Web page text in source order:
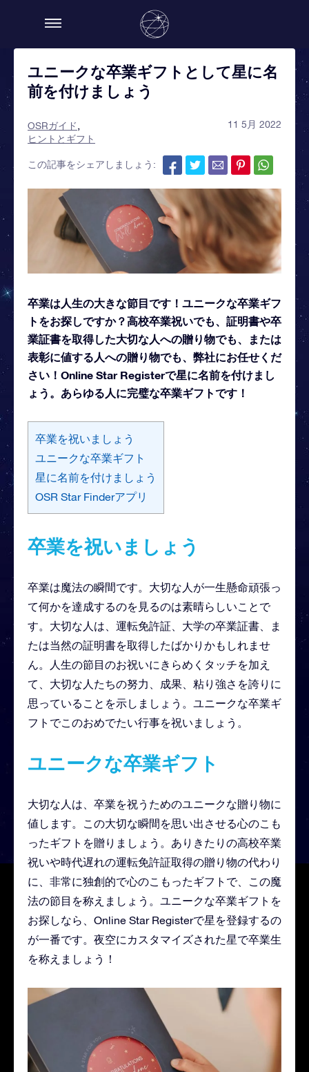
ユニークな卒業ギフトとして星に名
前を付けましょう
OSRガイド
ヒントとギフト
11 5月 2022
この記事をシェアしましょう:
卒業は人生の大きな節目です！ユニークな卒業ギフ
トをお探しですか？高校卒業祝いでも、証明書や卒
業証書を取得した大切な人への贈り物でも、または
表彰に値する人への贈り物でも、弊社にお任せくだ
さい！Online Star Registerで星に名前を付けまし
ょう。あらゆる人に完璧な卒業ギフトです！
卒業を祝いましょう
ユニークな卒業ギフト
星に名前を付けましょう
OSR Star Finderアプリ
卒業を祝いましょう
卒業は魔法の瞬間です。大切な人が一生懸命頑張っ
て何かを達成するのを見るのは素晴らしいことで
す。大切な人は、運転免許証、大学の卒業証書、ま
たは当然の証明書を取得したばかりかもしれませ
ん。人生の節目のお祝いにきらめくタッチを加え
て、大切な人たちの努力、成果、粘り強さを誇りに
思っていることを示しましょう。ユニークな卒業ギ
フトでこのおめでたい行事を祝いましょう。
ユニークな卒業ギフト
大切な人は、卒業を祝うためのユニークな贈り物に
値します。この大切な瞬間を思い出させる心のこも
ったギフトを贈りましょう。ありきたりの高校卒業
祝いや時代遅れの運転免許証取得の贈り物の代わり
に、非常に独創的で心のこもったギフトで、この魔
法の節目を称えましょう。ユニークな卒業ギフトを
お探しなら、Online Star Registerで星を登録するの
が一番です。夜空にカスタマイズされた星で卒業生
を称えましょう！